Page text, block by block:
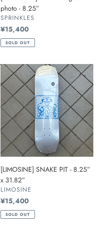
photo - 8.25”
販
売
SPRINKLES
通
常
価
¥15,400
SOLD OUT
[LIMOSINE]
SNAKE
PIT
8.25”
31.82”
[LIMOSINE] SNAKE PIT - 8.25”
x 31.82”
販
売
LIMOSINE
通
常
価
¥15,400
SOLD OUT